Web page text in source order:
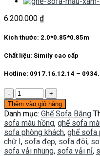
6.200.000 ₫
Kích thước: 2.0*0.85*0.85m
Chất liệu: Simily cao cấp
Hotline: 0917.16.12.14 –
Sofa
băng
SFI004
số
lượng
Thêm vào giỏ hàng
Danh mục: Ghế Sofa Băng
sofa màu hồng, ghế sofa
sofa phòng khách, ghế sofa
chữ I, sofa đẹp, sofa đôi,
sofa vải nhung, sofa vải nỉ,